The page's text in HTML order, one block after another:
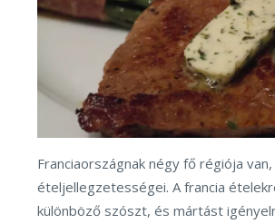
Franciaországnak négy fő régiója
ételjellegzetességei. A francia
különböző szószt, és mártást